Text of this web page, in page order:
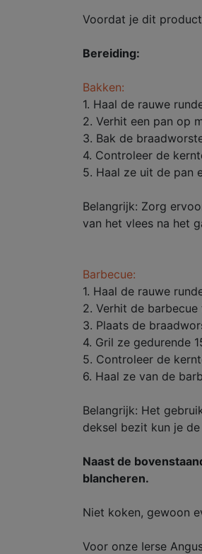
Voordat je dit
Bereiding:
Bakken:
1. Haal de rauwe
2. Verhit een pan op
3. Bak de
4. Controleer de
5. Haal ze uit de pan
Belangrijk: Zorg
van het vlees na het
Barbecue:
1. Haal de rauwe
2. Verhit de
3. Plaats de
4. Gril ze gedurende
5. Controleer de
6. Haal ze van de
Belangrijk: Het
deksel bezit kun je
Naast de
blancheren.
Niet koken, gewoon
Voor onze Ierse